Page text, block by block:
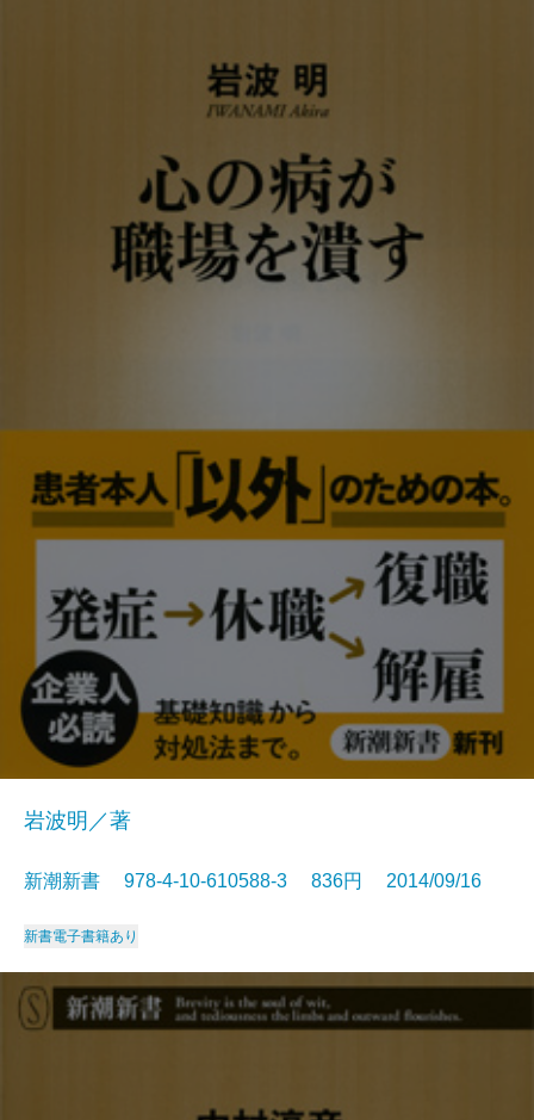
岩波明／著
新潮新書 978-4-10-610588-3 836円 2014/09/16
新書電子書籍あり